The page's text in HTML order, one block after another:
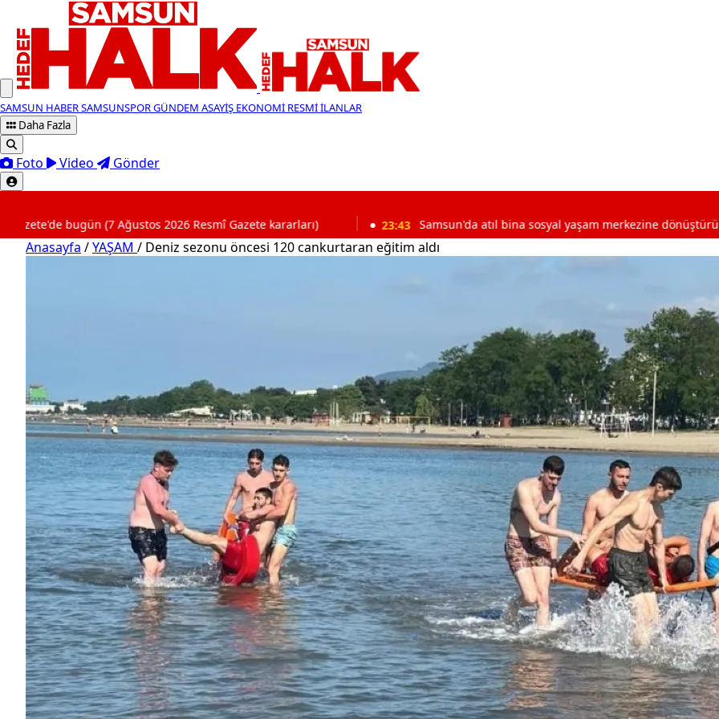
SAMSUN HABERSAMSUNSPORGÜNDEM ASAYİŞ EKONOMİ RESMİ İLANLAR
Daha Fazla
Foto Video Gönder
(7 Ağustos 2026 Resmî Gazete kararları) 23:43 Samsun'da atıl bina sosyal yaşam merkezine dönüştürüldü
Anasayfa /YAŞAM / Deniz sezonu öncesi 120 cankurtaran eğitim aldı